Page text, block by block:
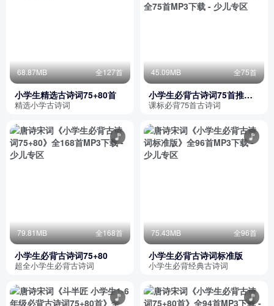
68.87MB 全127首
小学生精选古诗词75+80首
精选小学古诗词
45.09MB 全75首
小学生必背古诗词75首推荐
语文必读必背小学生古诗唐
诗宋词幼儿园学前班
课标必背75首古诗词
79.81MB 全168首
小学生必背古诗词75+80
超全小学生必背古诗词
75.43MB 全96首
小学生必背古诗词标准版
小学生必背经典古诗词